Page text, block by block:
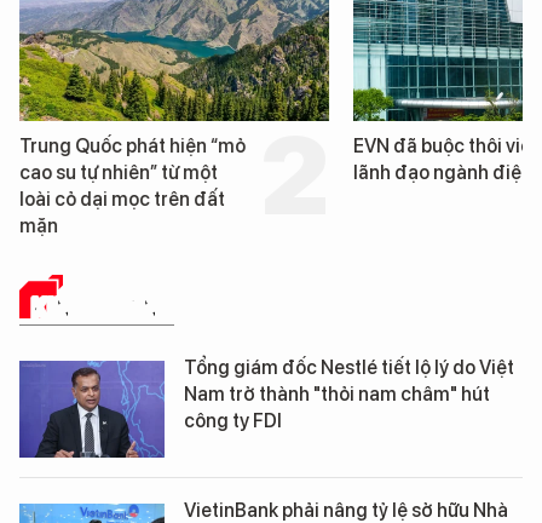
Trung Quốc phát hiện “mỏ
cao su tự nhiên” từ một
loài cỏ dại mọc trên đất
mặn
EVN đã buộc thôi
lãnh đạo ngành điện
KINH DOANH
Tổng giám đốc Nestlé tiết lộ lý do Việt
Nam trở thành "thỏi nam châm" hút
công ty FDI
VietinBank phải nâng tỷ lệ sở hữu Nhà